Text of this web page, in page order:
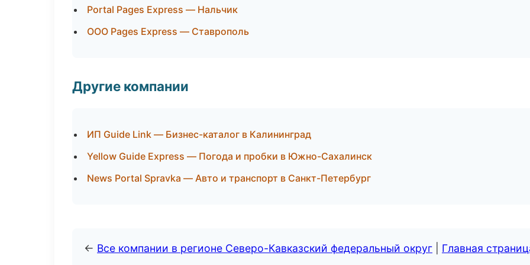
Portal Pages Express — Нальчик
ООО Pages Express — Ставрополь
Другие компании
ИП Guide Link — Бизнес-каталог в Калининград
Yellow Guide Express — Погода и пробки в Южно-Сахалинск
News Portal Spravka — Авто и транспорт в Санкт-Петербург
← Все компании в регионе Северо-Кавказский федеральный округ Главная